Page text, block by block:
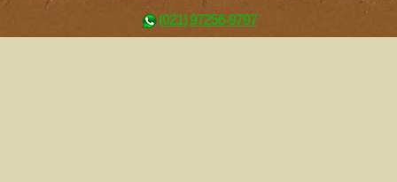
(021) 97256-9797